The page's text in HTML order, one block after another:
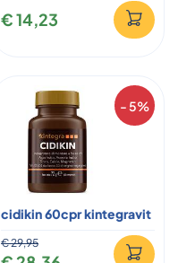
€ 14,23
- 5%
cidikin 60cpr kintegravit
€ 29,95